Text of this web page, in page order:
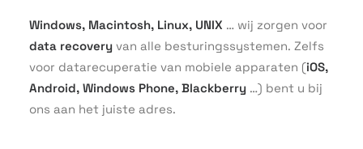
Windows, Macintosh, Linux, UNIX … wij zorgen voor
data recovery van alle besturingssystemen. Zelfs
voor datarecuperatie van mobiele apparaten (iOS,
Android, Windows Phone, Blackberry …) bent u bij
ons aan het juiste adres.